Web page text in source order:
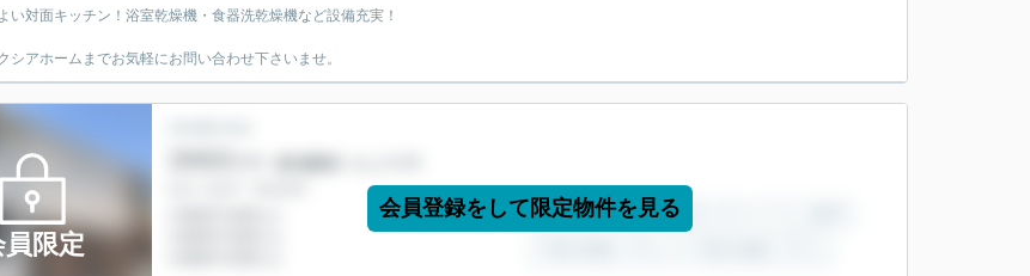
い対面キッチン！浴室乾燥機・食器洗乾燥機など設備充実！
シアホームまでお気軽にお問い合わせ下さいませ。
員限定
会員登録をして限定物件を見る